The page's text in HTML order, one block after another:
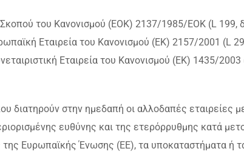
του Κανονισμού (ΕΟΚ) 2137/1985/ΕΟΚ (L 199,
Εταιρεία του Κανονισμού (ΕΚ) 2157/2001 (L
Εταιρεία του Κανονισμού (ΕΚ) 1435/
διατηρούν στην ημεδαπή οι αλλοδαπές εταιρείες
ευθύνης και της ετερόρρυθμης κατά
Ευρωπαϊκής Ένωσης (ΕΕ), τα υποκαταστήματα ή